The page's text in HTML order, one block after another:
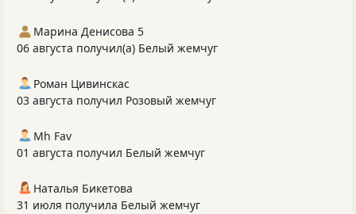
Марина Денисова 5
06 августа получил(а) Белый жемчуг
Роман Цивинскас
03 августа получил Розовый жемчуг
Mh Fav
01 августа получил Белый жемчуг
Наталья Бикетова
31 июля получила Белый жемчуг